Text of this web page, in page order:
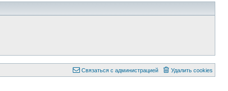
Удалить cookies
Связаться с администрацией